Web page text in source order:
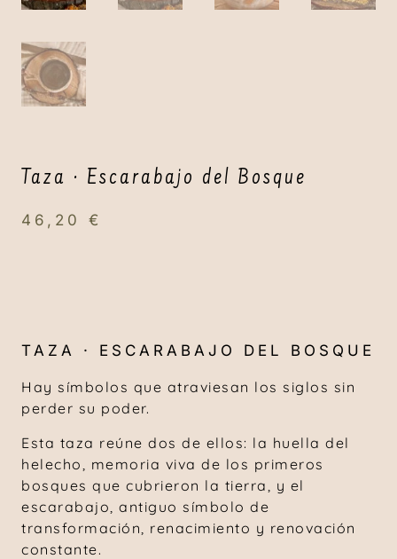
Taza · Escarabajo del Bosque
46,20 €
TAZA · ESCARABAJO DEL BOSQUE
Hay símbolos que atraviesan los siglos sin
perder su poder.
Esta taza reúne dos de ellos: la huella del
helecho, memoria viva de los primeros
bosques que cubrieron la tierra, y el
escarabajo, antiguo símbolo de
transformación, renacimiento y renovación
constante.